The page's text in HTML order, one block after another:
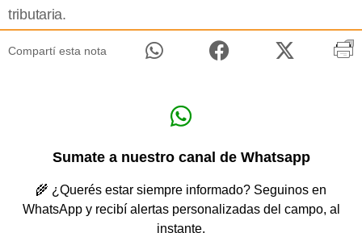
tributaria.
Compartí esta nota
Sumate a nuestro canal de Whatsapp
🌾 ¿Querés estar siempre informado? Seguinos en
WhatsApp y recibí alertas personalizadas del campo, al
instante.